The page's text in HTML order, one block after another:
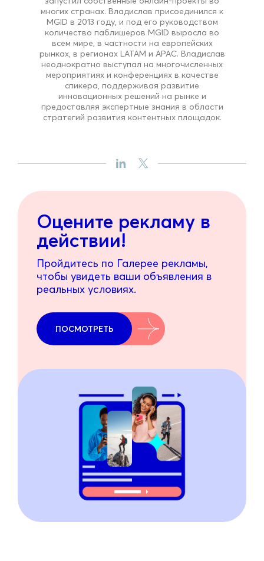
многих странах. Владислав присоединился к
MGID в 2013 году, и под его руководством
количество паблишеров MGID выросла во
всем мире, в частности на европейских
рынках, в регионах LATAM и APAC. Владислав
неоднократно выступал на многочисленных
мероприятиях и конференциях в качестве
спикера, поддерживая развитие
инновационных решений на рынке и
предоставляя экспертные знания в области
стратегий развития контентных площадок.
Оцените рекламу в
действии!
Пройдитесь по Галерее рекламы,
чтобы увидеть ваши объявления в
реальных условиях.
ПОСМОТРЕТЬ